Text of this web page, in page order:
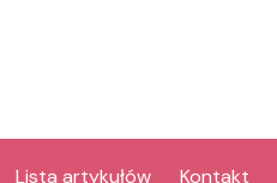
Lista artykułów Kontakt